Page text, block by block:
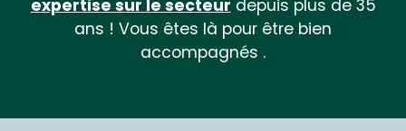
expertise sur le secteur depuis plus de 35
ans ! Vous êtes là pour être bien
accompagnés .